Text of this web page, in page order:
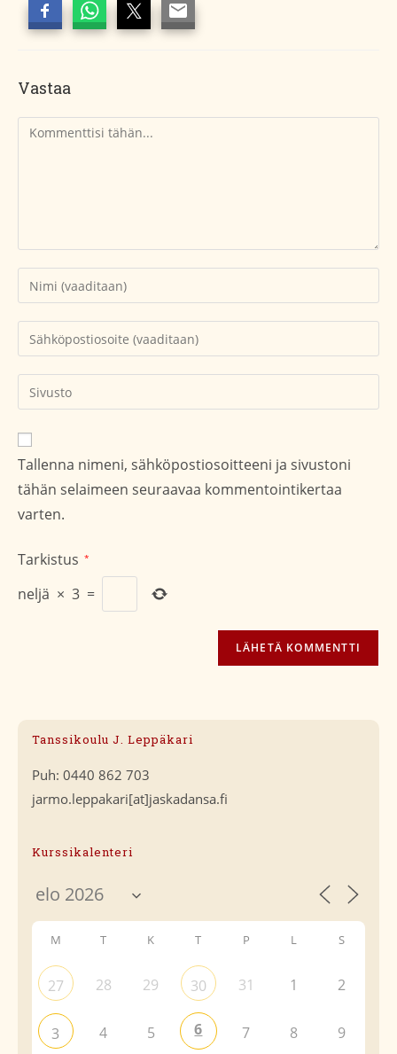
Vastaa
Kommentti
Kirjoita
nimesi
tai
käyttäjätunnuksesi
Kirjoita
sähköpostiosoitteesi
kommentoidaksesi
Kirjoita
sivustosi
verkko-
osoite/URL
(valinnainen)
Tallenna nimeni, sähköpostiosoitteeni ja sivustoni
tähän selaimeen seuraavaa kommentointikertaa
varten.
Tarkistus *
neljä × 3 =
Tanssikoulu J. Leppäkari
Puh: 0440 862 703
jarmo.leppakari[at]jaskadansa.fi
Kurssikalenteri
M T K T P L S
27 28 29 30 31 1 2
3 4 5 6 7 8 9